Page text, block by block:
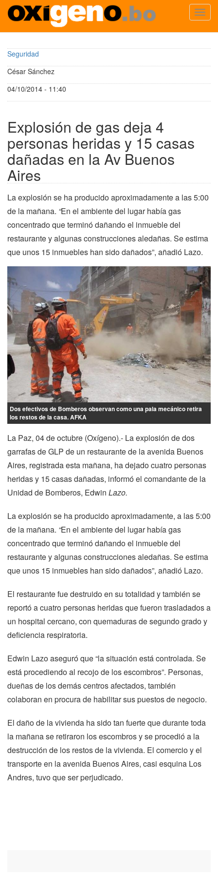
contenido
principal
Seguridad
César Sánchez
04/10/2014 - 11:40
Explosión de gas deja 4
personas heridas y 15 casas
dañadas en la Av Buenos
Aires
La explosión se ha producido aproximadamente a las 5:00
de la mañana. “En el ambiente del lugar había gas
concentrado que terminó dañando el inmueble del
restaurante y algunas construcciones aledañas. Se estima
que unos 15 inmuebles han sido dañados”, añadió Lazo.
Dos efectivos de Bomberos observan como una pala mecánico retira
los restos de la casa. AFKA
La Paz, 04 de octubre (Oxígeno).- La explosión de dos
garrafas de GLP de un restaurante de la avenida Buenos
Aires, registrada esta mañana, ha dejado cuatro personas
heridas y 15 casas dañadas, informó el comandante de la
Unidad de Bomberos, Edwin Lazo.
La explosión se ha producido aproximadamente, a las 5:00
de la mañana. “En el ambiente del lugar había gas
concentrado que terminó dañando el inmueble del
restaurante y algunas construcciones aledañas. Se estima
que unos 15 inmuebles han sido dañados”, añadió Lazo.
El restaurante fue destruido en su totalidad y también se
reportó a cuatro personas heridas que fueron trasladados a
un hospital cercano, con quemaduras de segundo grado y
deficiencia respiratoria.
Edwin Lazo aseguró que “la situación está controlada. Se
está procediendo al recojo de los escombros”. Personas,
dueñas de los demás centros afectados, también
colaboran en procura de habilitar sus puestos de negocio.
El daño de la vivienda ha sido tan fuerte que durante toda
la mañana se retiraron los escombros y se procedió a la
destrucción de los restos de la vivienda. El comercio y el
transporte en la avenida Buenos Aires, casi esquina Los
Andres, tuvo que ser perjudicado.